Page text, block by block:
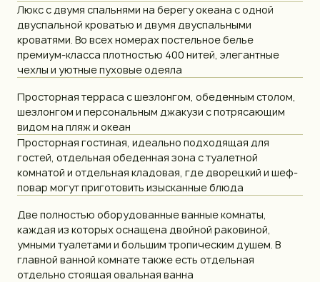
Люкс с двумя спальнями на берегу океана с одной
двуспальной кроватью и двумя двуспальными
кроватями. Во всех номерах постельное белье
премиум-класса плотностью 400 нитей, элегантные
чехлы и уютные пуховые одеяла
Просторная терраса с шезлонгом, обеденным столом,
шезлонгом и персональным джакузи с потрясающим
видом на пляж и океан
Просторная гостиная, идеально подходящая для
гостей, отдельная обеденная зона с туалетной
комнатой и отдельная кладовая, где дворецкий и шеф-
повар могут приготовить изысканные блюда
Две полностью оборудованные ванные комнаты,
каждая из которых оснащена двойной раковиной,
умными туалетами и большим тропическим душем. В
главной ванной комнате также есть отдельная
отдельно стоящая овальная ванна